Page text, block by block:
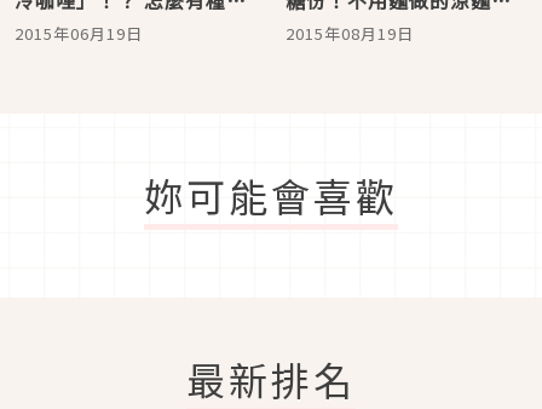
開啟新世界的預感☆
2015年06月19日 金絲瓜中華風涼麵
2015年08月19日
妳可能會喜歡
最新排名